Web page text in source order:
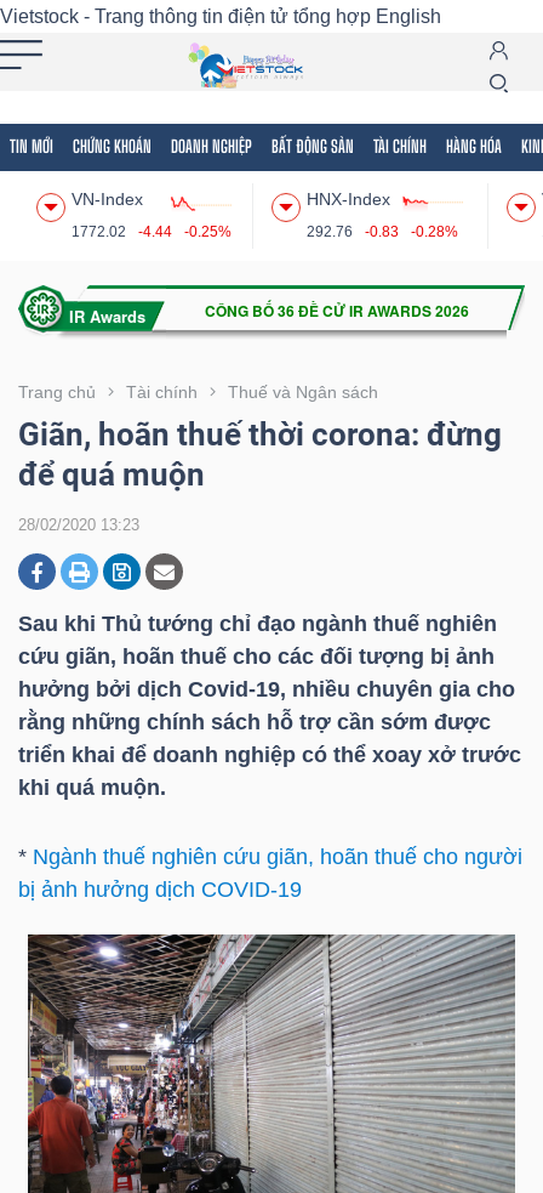
Vietstock - Trang thông tin điện tử tổng hợp English
TIN MỚI CHỨNG KHOÁN DOANH NGHIỆP BẤT ĐỘNG SẢN TÀI CHÍNH HÀNG HÓA
VN-Index
1772.02 -4.44 -0.25%
HNX-Index
292.76 -0.83 -0.28%
Trang chủ Tài chính Thuế và Ngân sách
Giãn, hoãn thuế thời corona: đừng
để quá muộn
28/02/2020 13:23
Sau khi Thủ tướng chỉ đạo ngành thuế nghiên
cứu giãn, hoãn thuế cho các đối tượng bị ảnh
hưởng bởi dịch Covid-19, nhiều chuyên gia cho
rằng những chính sách hỗ trợ cần sớm được
triển khai để doanh nghiệp có thể xoay xở trước
khi quá muộn.
* Ngành thuế nghiên cứu giãn, hoãn thuế cho người
bị ảnh hưởng dịch COVID-19
Tất cả Tính năng Ngành Mã chứng khoán
Tính
(-)
VIETSTOCK
CHỨNG
DOANH
NGHIỆP
TÀI
CHÍNH
HÀNG
HÓA